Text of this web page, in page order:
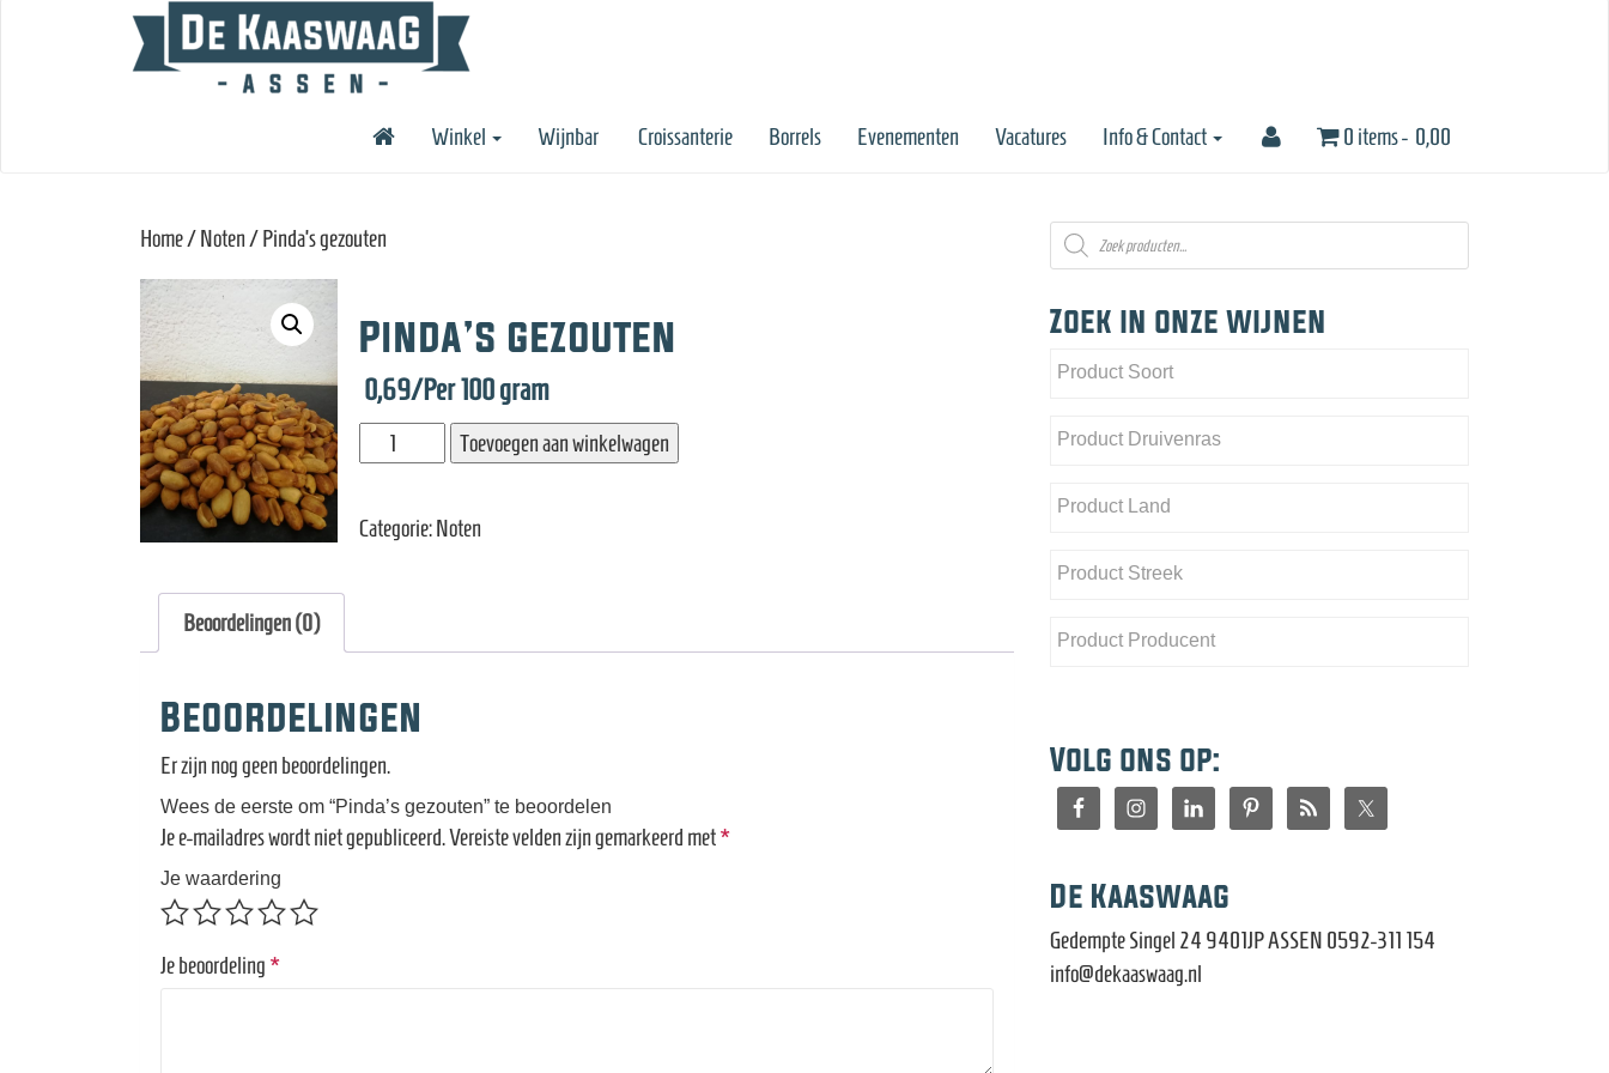
Winkel Wijnbar Croissanterie Borrels Evenementen Vacatures Info & Contact 0 items - 0,00
Home/Noten / Pinda’s gezouten
Pinda’s gezouten
0,69/Per 100 gram
Pinda's
gezouten
Toevoegen aan winkelwagen
Categorie:Noten
Beoordelingen (0)
Beoordelingen
Er zijn nog geen beoordelingen.
Wees de eerste om “Pinda’s gezouten” te beoordelen
Je e-mailadres wordt niet gepubliceerd.Vereiste velden zijn gemarkeerd met*
Je waardering
Je beoordeling *
Producten
zoeken
Zoek in onze wijnen
Volg ons op:
De Kaaswaag
Gedempte Singel 24 9401JP ASSEN 0592-311 154
info@dekaaswaag.nl